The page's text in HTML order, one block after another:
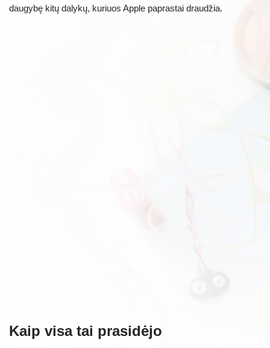
daugybę kitų dalykų, kuriuos Apple paprastai draudžia.
Kaip visa tai prasidėjo